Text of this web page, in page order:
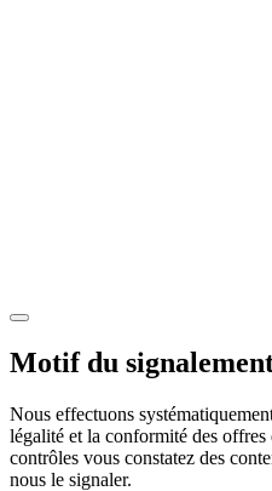
Motif du
Nous effectuons
légalité et la conformité des
contrôles vous constatez des
nous le signaler.